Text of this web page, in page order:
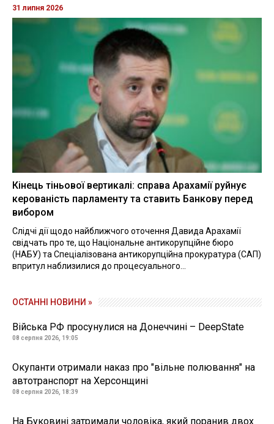
31 липня 2026
Кінець тіньової вертикалі: справа Арахамії руйнує
керованість парламенту та ставить Банкову перед
вибором
Слідчі дії щодо найближчого оточення Давида Арахамії
свідчать про те, що Національне антикорупційне бюро
(НАБУ) та Спеціалізована антикорупційна прокуратура (САП)
впритул наблизилися до процесуального...
ОСТАННІ НОВИНИ »
Війська РФ просунулися на Донеччині – DeepState
08 серпня 2026, 19:05
Окупанти отримали наказ про "вільне полювання" на
автотранспорт на Херсонщині
08 серпня 2026, 18:39
На Буковині затримали чоловіка, який поранив двох